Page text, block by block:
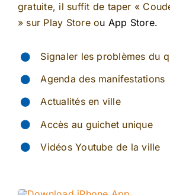
gratuite, il suffit de taper «
» sur Play Store ou App Store.
Signaler les problèmes du
Agenda des manifestations
Actualités en ville
Accès au guichet unique
Vidéos Youtube de la ville